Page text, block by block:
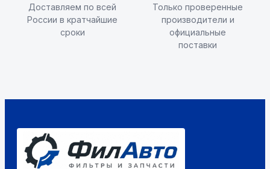
Доставляем по всей
России в кратчайшие
сроки
Только проверенные
производители и
официальные
поставки